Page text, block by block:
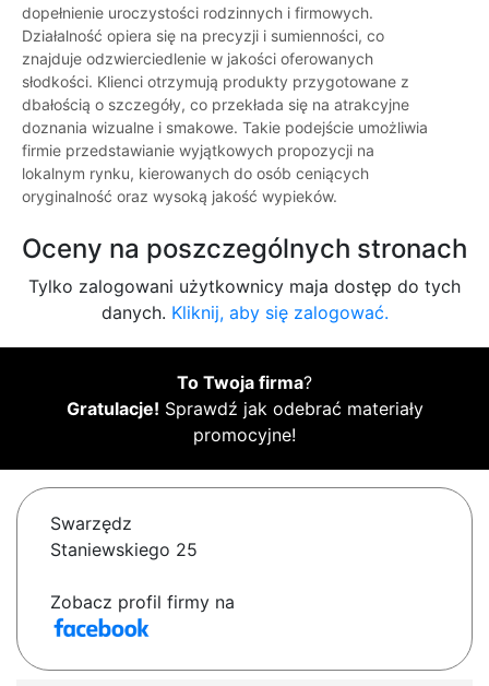
dopełnienie uroczystości rodzinnych i firmowych.
Działalność opiera się na precyzji i sumienności, co
znajduje odzwierciedlenie w jakości oferowanych
słodkości. Klienci otrzymują produkty przygotowane z
dbałością o szczegóły, co przekłada się na atrakcyjne
doznania wizualne i smakowe. Takie podejście umożliwia
firmie przedstawianie wyjątkowych propozycji na
lokalnym rynku, kierowanych do osób ceniących
oryginalność oraz wysoką jakość wypieków.
Oceny na poszczególnych stronach
Tylko zalogowani użytkownicy maja dostęp do tych
danych. Kliknij, aby się zalogować.
To Twoja firma?
Gratulacje! Sprawdź jak odebrać materiały
promocyjne!
Swarzędz
Staniewskiego 25
Zobacz profil firmy na